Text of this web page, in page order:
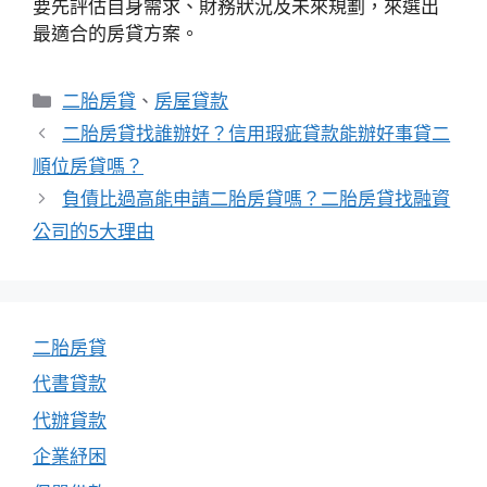
要先評估自身需求、財務狀況及未來規劃，來選出
最適合的房貸方案。
分
類
二胎房貸 、 房屋貸款
二胎房貸找誰辦好？信用瑕疵貸款能辦好事貸二
順位房貸嗎？
負債比過高能申請二胎房貸嗎？二胎房貸找融資
公司的5大理由
二胎房貸
代書貸款
代辦貸款
企業紓困